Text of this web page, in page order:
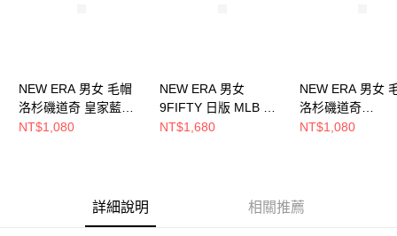
NEW ERA 男女 毛帽
洛杉磯道奇 皇家藍
NE70730206
NT$1,080
NEW ERA 男女
9FIFTY 日版 MLB W
LOGO 洛杉磯道奇 皇
NT$1,680
NEW ERA 男女
洛杉磯道奇
NE70730187
NT$1,080
詳細說明 相關推薦